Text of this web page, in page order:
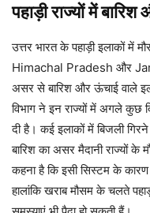
पहाड़ी राज्यों में बारिश
उत्तर भारत के पहाड़ी इलाकों
Himachal Pradesh और
असर से बारिश और ऊंचाई वाले
विभाग ने इन राज्यों में अगले कुछ
दी है। कई इलाकों में बिजली गिरने
बारिश का असर मैदानी राज्यों के
कहना है कि इसी सिस्टम के कारण
हालांकि खराब मौसम के चलते